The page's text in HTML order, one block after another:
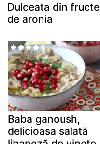
Dulceata din fructe
de aronia
Baba ganoush,
delicioasa salată